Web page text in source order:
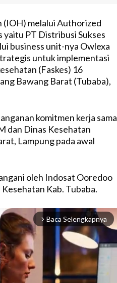
melalui Authorized
yaitu PT Distribusi Sukses
business unit-nya Owlexa
untuk implementasi
(Faskes) 16
Bawang Barat (Tubaba),
komitmen kerja sama
dan Dinas Kesehatan
Lampung pada awal
oleh Indosat Ooredoo
Kab. Tubaba.
arrow_forward_ios Baca Selengkapnya